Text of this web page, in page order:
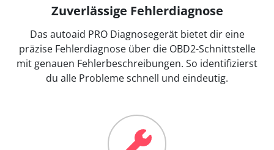
Zuverlässige Fehlerdiagnose
Das autoaid PRO Diagnosegerät bietet dir eine
präzise Fehlerdiagnose über die OBD2-Schnittstelle
mit genauen Fehlerbeschreibungen. So identifizierst
du alle Probleme schnell und eindeutig.